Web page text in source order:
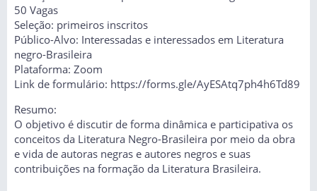
50 Vagas
Seleção: primeiros inscritos
Público-Alvo: Interessadas e interessados em Literatura
negro-Brasileira
Plataforma: Zoom
Link de formulário: https://forms.gle/AyESAtq7ph4h6Td89
Resumo:
O objetivo é discutir de forma dinâmica e participativa os
conceitos da Literatura Negro-Brasileira por meio da obra
e vida de autoras negras e autores negros e suas
contribuições na formação da Literatura Brasileira.